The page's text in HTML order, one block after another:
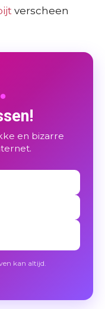
verscheen
en bizarre
kan altijd.